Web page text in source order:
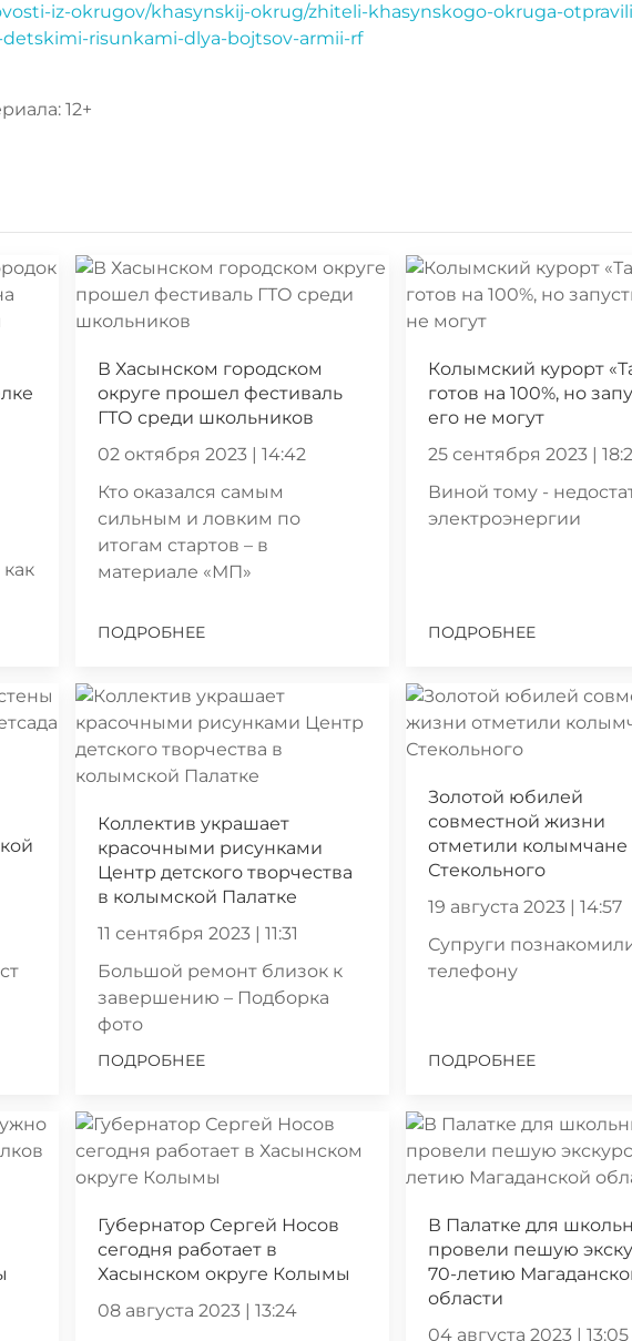
iz-okrugov/khasynskij-okrug/zhiteli-khasynskogo-okruga-
risunkami-dlya-bojtsov-armii-rf
12+
В Хасынском городском
округе прошел фестиваль
ГТО среди школьников
02 октября 2023 | 14:42
Кто оказался самым
сильным и ловким по
итогам стартов – в
материале «МП»
ПОДРОБНЕЕ
Колымский курорт
готов на 100%, но
его не могут
25 сентября 2023 |
Виной тому -
электроэнергии
ПОДРОБНЕЕ
Коллектив украшает
красочными рисунками
Центр детского творчества
в колымской Палатке
11 сентября 2023 | 11:31
Большой ремонт близок к
завершению – Подборка
фото
ПОДРОБНЕЕ
Золотой юбилей
совместной жизни
отметили колымчане
Стекольного
19 августа 2023 | 14:57
Супруги
телефону
ПОДРОБНЕЕ
Губернатор Сергей Носов
сегодня работает в
Хасынском округе Колымы
08 августа 2023 | 13:24
В Палатке для
провели пешую
70-летию
области
04 августа 2023 | 13:05